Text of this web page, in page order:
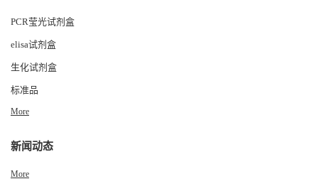
PCR莹光试剂盒
elisa试剂盒
生化试剂盒
标准品
More
新闻动态
More